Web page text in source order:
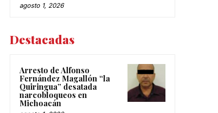
agosto 1, 2026
Destacadas
Arresto de Alfonso
Fernández Magallón “la
Quiringua” desatada
narcobloqueos en
Michoacán